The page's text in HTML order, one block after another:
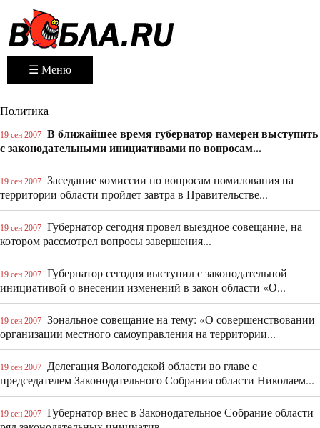
☰ Меню
Политика
19 сен 2007 В ближайшее время губернатор намерен выступить
с законодательными инициативами по вопросам...
19 сен 2007 Заседание комиссии по вопросам помилования на
территории области пройдет завтра в Правительстве...
19 сен 2007 Губернатор сегодня провел выездное совещание, на
котором рассмотрел вопросы завершения...
19 сен 2007 Губернатор сегодня выступил с законодательной
инициативой о внесении изменений в закон области «О...
19 сен 2007 Зональное совещание на тему: «О совершенствовании
организации местного самоуправления на территории...
19 сен 2007
Делегация Вологодской области во главе с
председателем Законодательного Собрания области Николаем...
19 сен 2007 Губернатор внес в Законодательное Собрание области